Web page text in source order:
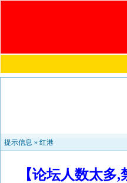
提示信息 » 红港
【论坛人数太